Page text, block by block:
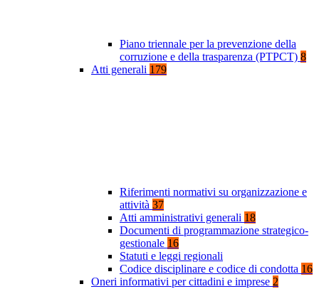
Piano triennale per la prevenzione della
corruzione e della trasparenza (PTPCT) 8
Atti generali 179
Riferimenti normativi su organizzazione e
attività 37
Atti amministrativi generali 18
Documenti di programmazione strategico-
gestionale 16
Statuti e leggi regionali
Codice disciplinare e codice di condotta 16
Oneri informativi per cittadini e imprese 2